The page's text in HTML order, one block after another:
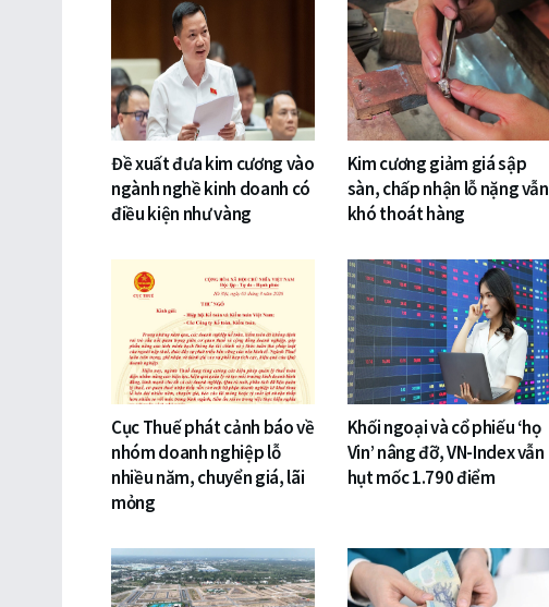
Đề xuất đưa kim cương vào
ngành nghề kinh doanh có
điều kiện như vàng
Kim cương giảm giá sập
sàn, chấp nhận lỗ nặng vẫn
khó thoát hàng
Cục Thuế phát cảnh báo về
nhóm doanh nghiệp lỗ
nhiều năm, chuyển giá, lãi
mỏng
Khối ngoại và cổ phiếu ‘họ
Vin’ nâng đỡ, VN-Index vẫn
hụt mốc 1.790 điểm